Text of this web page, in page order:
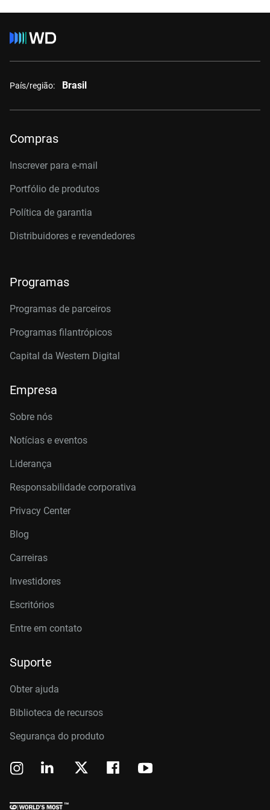
País/região: Brasil
Compras
Inscrever para e-mail
Portfólio de produtos
Política de garantia
Distribuidores e revendedores
Programas
Programas de parceiros
Programas filantrópicos
Capital da Western Digital
Empresa
Sobre nós
Notícias e eventos
Liderança
Responsabilidade corporativa
Privacy Center
Blog
Carreiras
Investidores
Escritórios
Entre em contato
Suporte
Obter ajuda
Biblioteca de recursos
Segurança do produto